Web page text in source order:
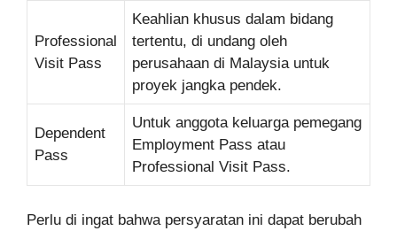
Professional
Visit Pass
Keahlian khusus dalam bidang
tertentu, di undang oleh
perusahaan di Malaysia untuk
proyek jangka pendek.
Dependent
Pass
Untuk anggota keluarga pemegang
Employment Pass atau
Professional Visit Pass.
Perlu di ingat bahwa persyaratan ini dapat berubah